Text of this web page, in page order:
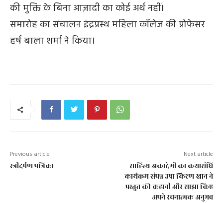
की मुक्ति के बिना आज़ादी का कोई अर्थ नहीं।
समारोह का संचालन इंद्रप्रस्थ महिला कॉलेज की प्रोफेसर
हर्ष बाला शर्मा ने किया।
Previous article
स्त्रीदर्पण पत्रिका
Next article
साहित्य अकादेमी का कथासंधि
कार्यक्रम संपन्न उषा किरण खान ने
प्रस्तुत की कहानी और साझा किए
अपने रचनात्मक अनुभव